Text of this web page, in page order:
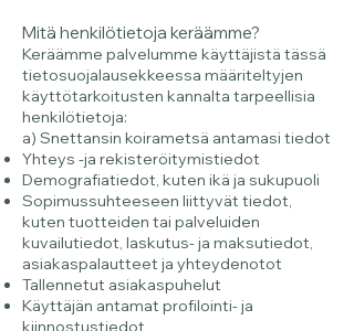
Mitä henkilötietoja keräämme?
Keräämme palvelumme käyttäjistä tässä
tietosuojalausekkeessa määriteltyjen
käyttötarkoitusten kannalta tarpeellisia
henkilötietoja:
a) Snettansin koirametsä antamasi tiedot
Yhteys -ja rekisteröitymistiedot
Demografiatiedot, kuten ikä ja sukupuoli
Sopimussuhteeseen liittyvät tiedot,
kuten tuotteiden tai palveluiden
kuvailutiedot, laskutus- ja maksutiedot,
asiakaspalautteet ja yhteydenotot
Tallennetut asiakaspuhelut
Käyttäjän antamat profilointi- ja
kiinnostustiedot